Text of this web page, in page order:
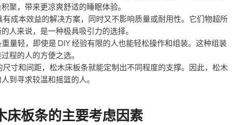
聚，带来更凉爽舒适的睡眠体验。
成本效益的解决方案，同时又不影响质量或耐用性。它们物超所
人来说，是一种极具吸引力的选择。
量轻，即使是 DIY 经验有限的人也能轻松操作和组装。这种组装
程的人的方便之选。
尺寸和间距，松木床板条就能定制出不同程度的支撑。因此，松木
到寻求较温和摇篮的人。
床板条的主要考虑因素